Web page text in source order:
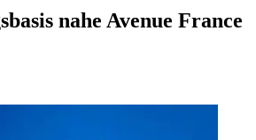
nahe Avenue France